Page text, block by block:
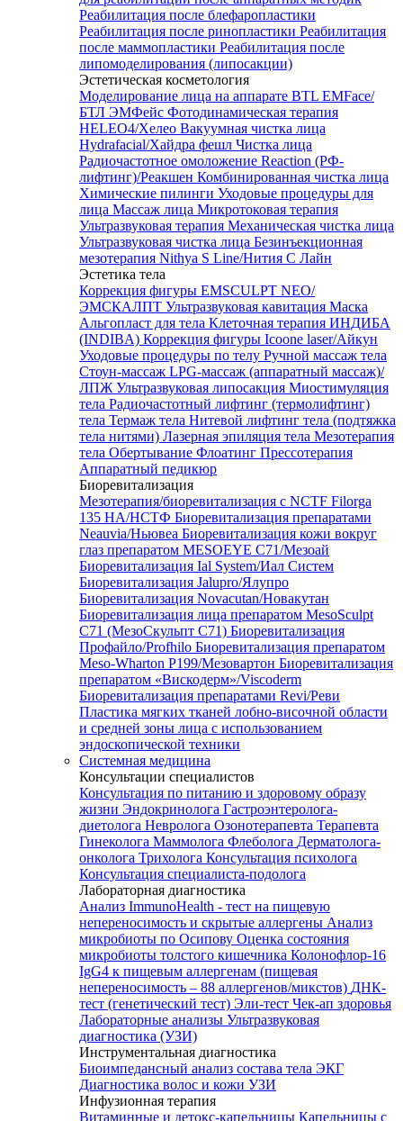
Реабилитация после блефаропластики
Реабилитация после ринопластики Реабилитация
после маммопластики Реабилитация после
липомоделирования (липосакции)
Эстетическая косметология
Моделирование лица на аппарате BTL EMFace/
БТЛ ЭМФейс Фотодинамическая терапия
HELEO4/Хелео Вакуумная чистка лица
Hydrafacial/Хайдра фешл Чистка лица
Радиочастотное омоложение Reaction (РФ-
лифтинг)/Реакшен Комбинированная чистка лица
Химические пилинги Уходовые процедуры для
лица Массаж лица Микротоковая терапия
Ультразвуковая терапия Механическая чистка лица
Ультразвуковая чистка лица Безинъекционная
мезотерапия Nithya S Line/Нития С Лайн
Эстетика тела
Коррекция фигуры EMSCULPT NEO/
ЭМСКАЛПТ Ультразвуковая кавитация Маска
Альгопласт для тела Клеточная терапия ИНДИБА
(INDIBA) Коррекция фигуры Icoone laser/Айкун
Уходовые процедуры по телу Ручной массаж тела
Стоун-массаж LPG-массаж (аппаратный массаж)/
ЛПЖ Ультразвуковая липосакция Миостимуляция
тела Радиочастотный лифтинг (термолифтинг)
тела Термаж тела Нитевой лифтинг тела (подтяжка
тела нитями) Лазерная эпиляция тела Мезотерапия
тела Обертывание Флоатинг Прессотерапия
Аппаратный педикюр
Биоревитализация
Мезотерапия/биоревитализация с NCTF Filorga
135 HA/НСТФ Биоревитализация препаратами
Neauvia/Ньювеа Биоревитализация кожи вокруг
глаз препаратом MESOEYE C71/Мезоай
Биоревитализация Ial System/Иал Систем
Биоревитализация Jalupro/Ялупро
Биоревитализация Novacutan/Новакутан
Биоревитализация лица препаратом MesoSculpt
C71 (МезоСкульпт С71) Биоревитализация
Профайло/Profhilo Биоревитализация препаратом
Meso-Wharton P199/Мезовартон Биоревитализация
препаратом «Вискодерм»/Viscoderm
Биоревитализация препаратами Revi/Реви
Пластика мягких тканей лобно-височной области
и средней зоны лица с использованием
эндоскопической техники
Системная медицина
Консультации специалистов
Консультация по питанию и здоровому образу
жизни Эндокринолога Гастроэнтеролога-
диетолога Невролога Озонотерапевта Терапевта
Гинеколога Маммолога Флеболога Дерматолога-
онколога Трихолога Консультация психолога
Консультация специалиста-подолога
Лабораторная диагностика
Анализ ImmunoHealth - тест на пищевую
непереносимость и скрытые аллергены Анализ
микробиоты по Осипову Оценка состояния
микробиоты толстого кишечника Колонофлор-16
IgG4 к пищевым аллергенам (пищевая
непереносимость – 88 аллергенов/микстов) ДНК-
тест (генетический тест) Эли-тест Чек-ап здоровья
Лабораторные анализы Ультразвуковая
диагностика (УЗИ)
Инструментальная диагностика
Биоимпедансный анализ состава тела ЭКГ
Диагностика волос и кожи УЗИ
Инфузионная терапия
Витаминные и детокс-капельницы Капельницы с